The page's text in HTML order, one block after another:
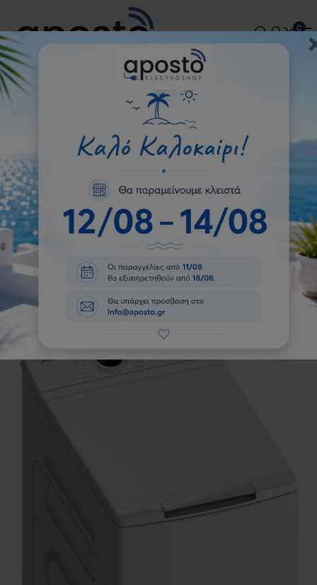
Τηλεφωνικές παραγγελίες:
2109225798-2109225098 0
Midea MF100T70B/W-GR
Πλυντήριο ρούχων κάθετης
φόρτωσης 7kg 40cm
Αρχική
Πλυντήρια
Πλυντήρια Ρούχων-Στεγνωτήρια
Ελεύθερα Πλυντήρια Ρούχων
Midea MF100T70B/W-GR Πλυντήριο ρούχων
κάθετης φόρτωσης 7kg 40cm